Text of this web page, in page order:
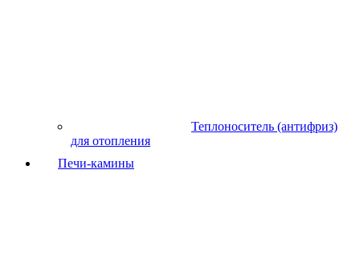
Теплоноситель (антифриз)
для отопления
Печи-камины